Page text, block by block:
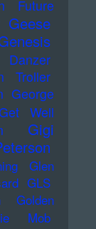
Future
Geese
Danzer
Troller
George
Well
Gigi
Glen
GLS
Golden
Mob